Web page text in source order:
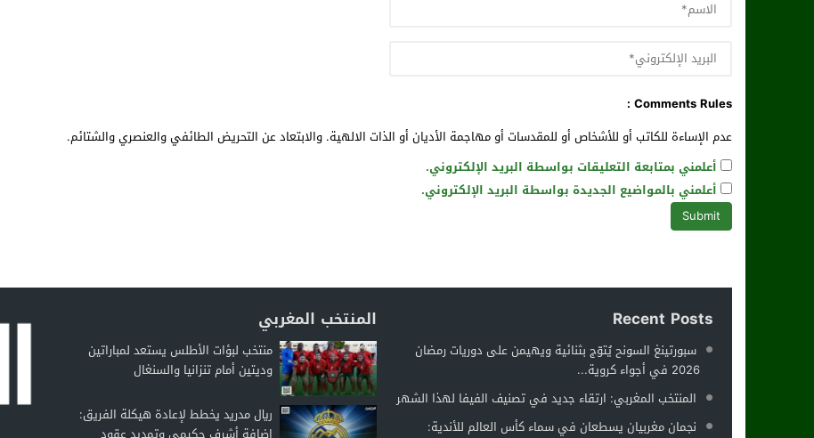
Comments Rules :
عدم الإساءة للكاتب أو للأشخاص أو للمقدسات أو مهاجمة الأديان أو الذات الالهية. والابتعاد عن التحريض الطائفي والعنصري والشتائم.
أعلمني بمتابعة التعليقات بواسطة البريد الإلكتروني.
أعلمني بالمواضيع الجديدة بواسطة البريد الإلكتروني.
Recent Posts
سبورتينغ السونح يُتوّج بثنائية ويهيمن على دوريات رمضان
2026 في أجواء كروية...
المنتخب المغربي: ارتقاء جديد في تصنيف الفيفا لهذا الشهر
نجمان مغربيان يسطعان في سماء كأس العالم للأندية:
المنتخب المغربي
منتخب لبؤات الأطلس يستعد لمباراتين
وديتين أمام تنزانيا والسنغال
ريال مدريد يخطط لإعادة هيكلة الفريق: